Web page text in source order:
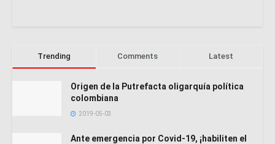
Trending Comments Latest
Origen de la Putrefacta oligarquía política
colombiana
2019-05-03
Ante emergencia por Covid-19, ¡habiliten el